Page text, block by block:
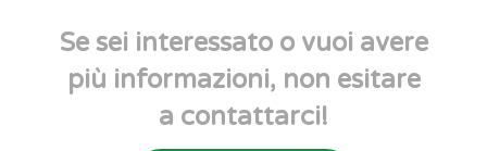
Se sei interessato o vuoi avere
più informazioni, non esitare
a contattarci!